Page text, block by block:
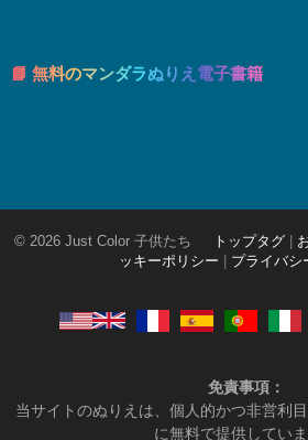
📘 無料のマンダラぬりえ電子書籍
© 2026 Just Color 子供たち トップタグ
ッキーポリシー
プライバシ
免責事項：
当サイトのぬりえは、個人的かつ非営利
に無料で提供していま